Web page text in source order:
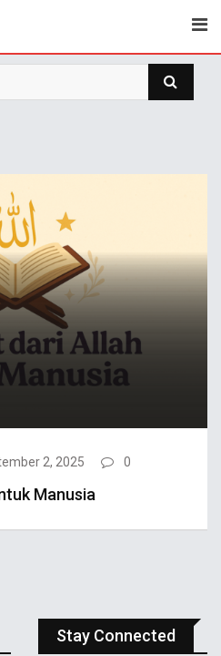
2, 2025 0
Manusia
Stay Connected